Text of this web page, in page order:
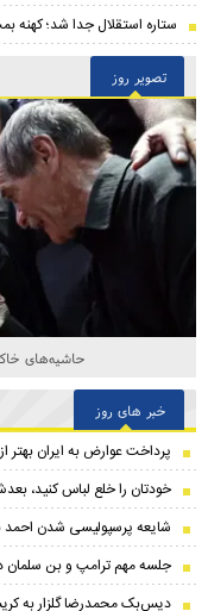
ستاره استقلال جدا شد؛ کهنه بمب ۲۰۰ میلیاردی نقل‌وانتقالات
تصویر روز
حاشیه‌های
خبر های روز
پرداخت عوارض به ایران بهتر
خودتان را خلع لباس کنید،
شایعه پرسپولیسی شدن احمد
جلسه مهم ترامپ و بن سلمان
دیس‌بک محمدرضا گلزار به